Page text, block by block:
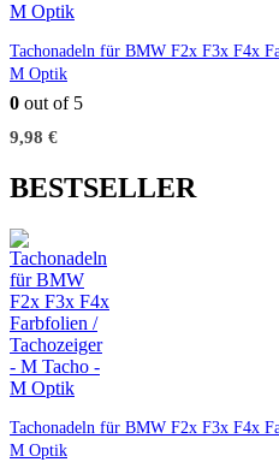
Tachonadeln für BMW F2x F3x F4x
M Optik
0 out of 5
9,98 €
BESTSELLER
Tachonadeln für BMW F2x F3x F4x
M Optik